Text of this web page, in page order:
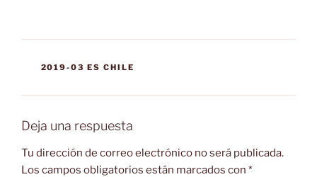
CATEGORÍAS
2019-03 ES CHILE
Deja una respuesta
Tu dirección de correo electrónico no será publicada.
Los campos obligatorios están marcados con *